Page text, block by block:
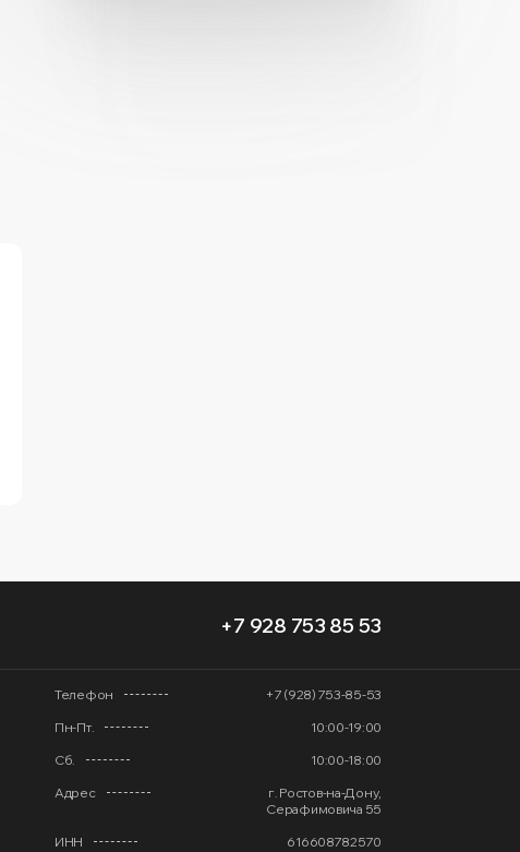
+7 928 753 85 53
Телефон
+7 (928) 753-85-53
Пн-Пт.
10:00-19:00
Сб.
10:00-18:00
Адрес
г. Ростов-на-Дону,
Серафимовича 55
ИНН
616608782570